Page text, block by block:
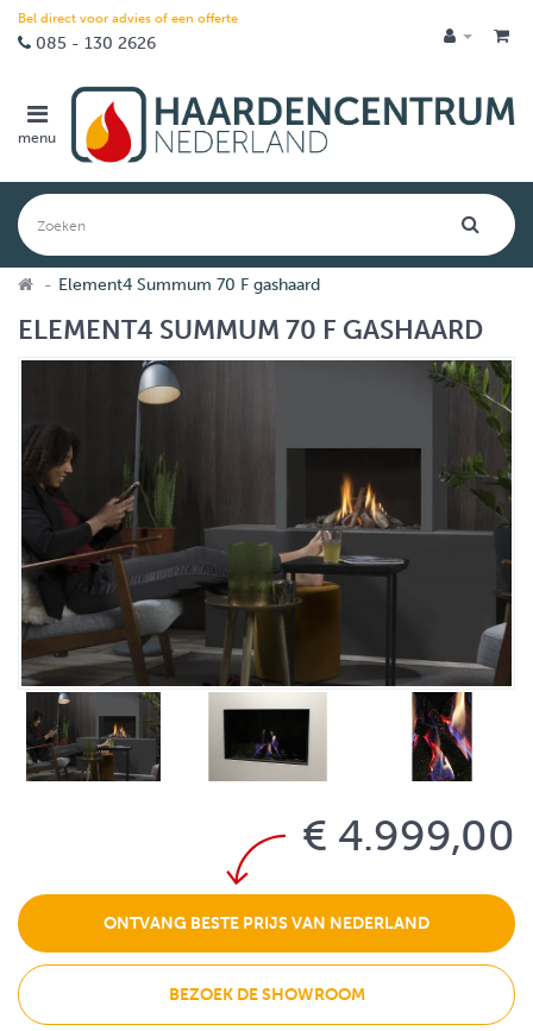
Bel direct voor advies of een offerte
085 - 130 2626
menu
Element4 Summum 70 F gashaard
ELEMENT4 SUMMUM 70 F GASHAARD
€ 4.999,00
ONTVANG BESTE PRIJS VAN NEDERLAND
BEZOEK DE SHOWROOM